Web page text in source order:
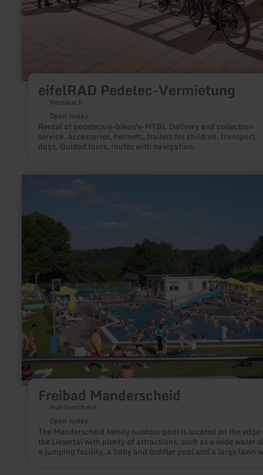
eifelRAD Pedelec-Vermietung
Heimbach
Open today
Rental of pedelecs/e-bikes/e-MTBs. Delivery and collection
service. Accessories, helmets, trailers for children, transport,
dogs. Guided tours, routes with navigation.
Freibad Manderscheid
Manderscheid
Open today
The Manderscheid family outdoor pool is located on the edge
the Liesertal with plenty of attractions, such as a wide water
a jumping facility, a baby and toddler pool and a large lawn
Manderscheid